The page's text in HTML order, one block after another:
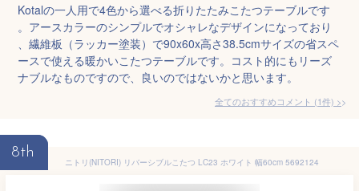
Kotalの一人用で4色から選べる折りたたみこたつテーブルです
。アースカラーのシンプルでオシャレなデザインになっており
、繊維板（ラッカー塗装）で90x60x高さ38.5cmサイズの省スペ
ースで使える暖かいこたつテーブルです。コスト的にもリーズ
ナブルなものですので、良いのではないかと思います。
全てのおすすめコメント (1件) >
8th
ニトリ(NITORI) リバーシブルこたつ LC23 ホワイト 幅60cm 5692124